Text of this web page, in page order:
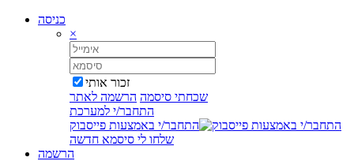
כניסה
×
זכור אותי
שכחתי סיסמה הרשמה לאתר
התחבר/י למערכת
התחבר/י באמצעות פייסבוק
שלחו לי סיסמא חדשה
הרשמה